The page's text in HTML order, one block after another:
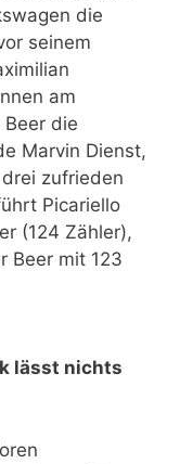
die
seinem
am
die
Marvin Dienst,
zufrieden
Picariello
(124 Zähler),
Beer mit 123
lässt nichts